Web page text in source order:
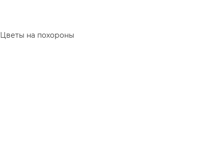
Цветы на похороны